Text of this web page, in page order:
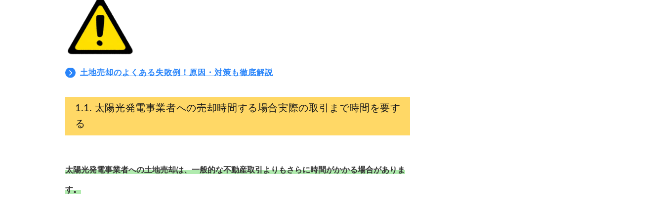
土地売却のよくある失敗例！原因・対策も徹底解説
太陽光発電事業者への売却時間する場合実際の取引まで時間を要す
る
太陽光発電事業者への土地売却は、一般的な不動産取引よりもさらに時間がかかる場合がありま
す。